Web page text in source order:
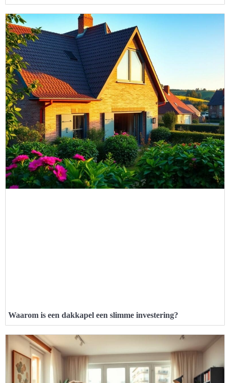
Waarom is een dakkapel een slimme investering?